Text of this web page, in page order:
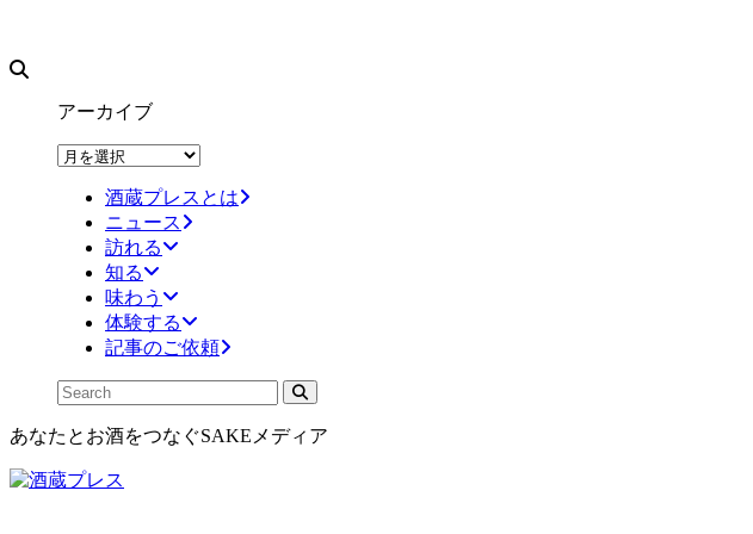
アーカイブ
ア
酒蔵プレスとは
ニュース
訪れる
知る
味わう
体験する
記事のご依頼
あなたとお酒をつなぐSAKEメディア